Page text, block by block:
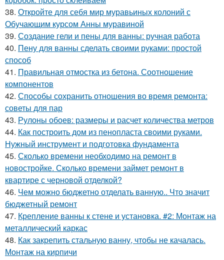
38. Откройте для себя мир муравьиных колоний с
Обучающим курсом Анны муравиной
39. Создание гели и пены для ванны: ручная работа
40. Пену для ванны сделать своими руками: простой
способ
41. Правильная отмостка из бетона. Соотношение
компонентов
42. Способы сохранить отношения во время ремонта:
советы для пар
43. Рулоны обоев: размеры и расчет количества метров
44. Как построить дом из пенопласта своими руками.
Нужный инструмент и подготовка фундамента
45. Сколько времени необходимо на ремонт в
новостройке. Сколько времени займет ремонт в
квартире с черновой отделкой?
46. Чем можно бюджетно отделать ванную.. Что значит
бюджетный ремонт
47. Крепление ванны к стене и установка. #2: Монтаж на
металлический каркас
48. Как закрепить стальную ванну, чтобы не качалась.
Монтаж на кирпичи